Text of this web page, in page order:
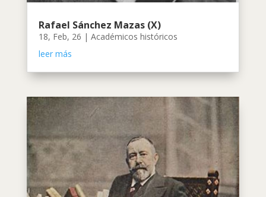
Rafael Sánchez Mazas (X)
18, Feb, 26 | Académicos históricos
leer más